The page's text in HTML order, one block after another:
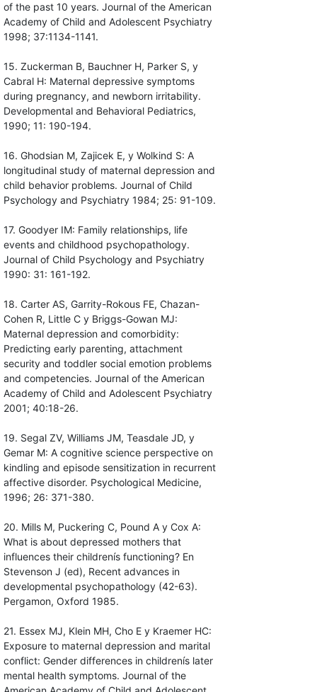
of the past 10 years. Journal of the American
Academy of Child and Adolescent Psychiatry
1998; 37:1134-1141.
15. Zuckerman B, Bauchner H, Parker S, y
Cabral H: Maternal depressive symptoms
during pregnancy, and newborn irritability.
Developmental and Behavioral Pediatrics,
1990; 11: 190-194.
16. Ghodsian M, Zajicek E, y Wolkind S: A
longitudinal study of maternal depression and
child behavior problems. Journal of Child
Psychology and Psychiatry 1984; 25: 91-109.
17. Goodyer IM: Family relationships, life
events and childhood psychopathology.
Journal of Child Psychology and Psychiatry
1990: 31: 161-192.
18. Carter AS, Garrity-Rokous FE, Chazan-
Cohen R, Little C y Briggs-Gowan MJ:
Maternal depression and comorbidity:
Predicting early parenting, attachment
security and toddler social emotion problems
and competencies. Journal of the American
Academy of Child and Adolescent Psychiatry
2001; 40:18-26.
19. Segal ZV, Williams JM, Teasdale JD, y
Gemar M: A cognitive science perspective on
kindling and episode sensitization in recurrent
affective disorder. Psychological Medicine,
1996; 26: 371-380.
20. Mills M, Puckering C, Pound A y Cox A:
What is about depressed mothers that
influences their childrenís functioning? En
Stevenson J (ed), Recent advances in
developmental psychopathology (42-63).
Pergamon, Oxford 1985.
21. Essex MJ, Klein MH, Cho E y Kraemer HC:
Exposure to maternal depression and marital
conflict: Gender differences in childrenís later
mental health symptoms. Journal of the